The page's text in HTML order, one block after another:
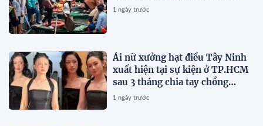
1 ngày trước
Ái nữ xưởng hạt điều Tây Ninh
xuất hiện tại sự kiện ở TP.HCM
sau 3 tháng chia tay chồng
Campuchia
1 ngày trước